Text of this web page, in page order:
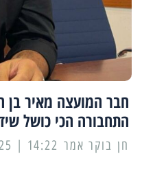
חבר המועצה מאיר בן
התחבורה הכי כושל
14:22 | 09/01/2025